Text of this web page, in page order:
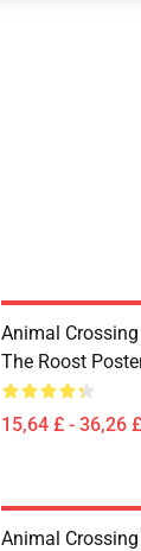
Animal
The Roost
15,64 £ - 36,26 £
Animal Crossing